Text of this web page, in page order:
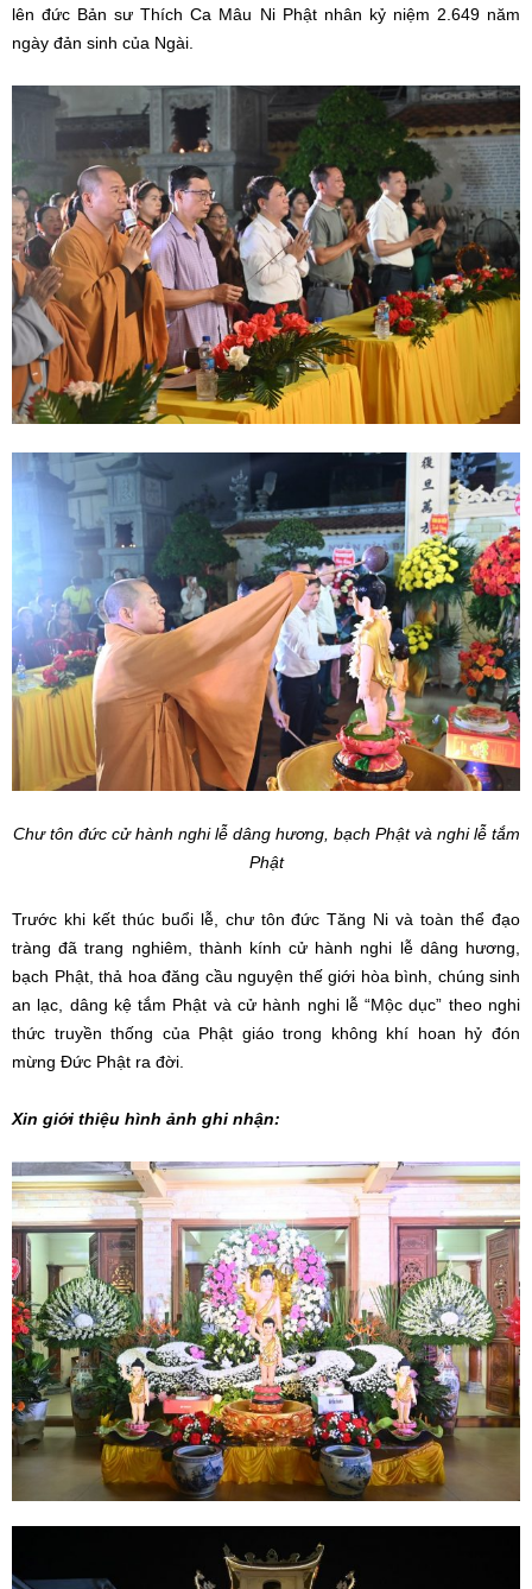
lên đức Bản sư Thích Ca Mâu Ni Phật nhân kỷ niệm 2.649 năm
ngày đản sinh của Ngài.
Chư tôn đức cử hành nghi lễ dâng hương, bạch Phật và nghi lễ tắm
Phật
Trước khi kết thúc buổi lễ, chư tôn đức Tăng Ni và toàn thể đạo
tràng đã trang nghiêm, thành kính cử hành nghi lễ dâng hương,
bạch Phật, thả hoa đăng cầu nguyện thế giới hòa bình, chúng sinh
an lạc, dâng kệ tắm Phật và cử hành nghi lễ “Mộc dục” theo nghi
thức truyền thống của Phật giáo trong không khí hoan hỷ đón
mừng Đức Phật ra đời.
Xin giới thiệu hình ảnh ghi nhận: